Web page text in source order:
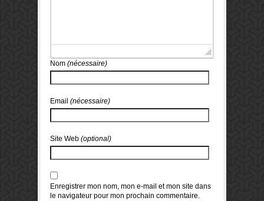
Nom (nécessaire)
Email (nécessaire)
Site Web (optional)
Enregistrer mon nom, mon e-mail et mon site dans
le navigateur pour mon prochain commentaire.